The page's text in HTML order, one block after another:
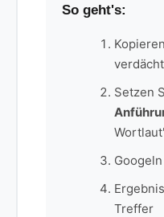
So geht's:
Setzen
Treffer